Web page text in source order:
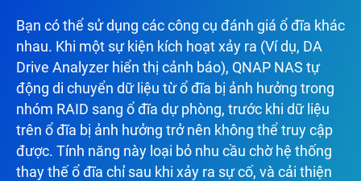
Bạn có thể sử dụng các công cụ đánh giá ổ đĩa khác
nhau. Khi một sự kiện kích hoạt xảy ra (Ví dụ, DA
Drive Analyzer hiển thị cảnh báo), QNAP NAS tự
động di chuyển dữ liệu từ ổ đĩa bị ảnh hưởng trong
nhóm RAID sang ổ đĩa dự phòng, trước khi dữ liệu
trên ổ đĩa bị ảnh hưởng trở nên không thể truy cập
được. Tính năng này loại bỏ nhu cầu chờ hệ thống
thay thế ổ đĩa chỉ sau khi xảy ra sự cố, và cải thiện